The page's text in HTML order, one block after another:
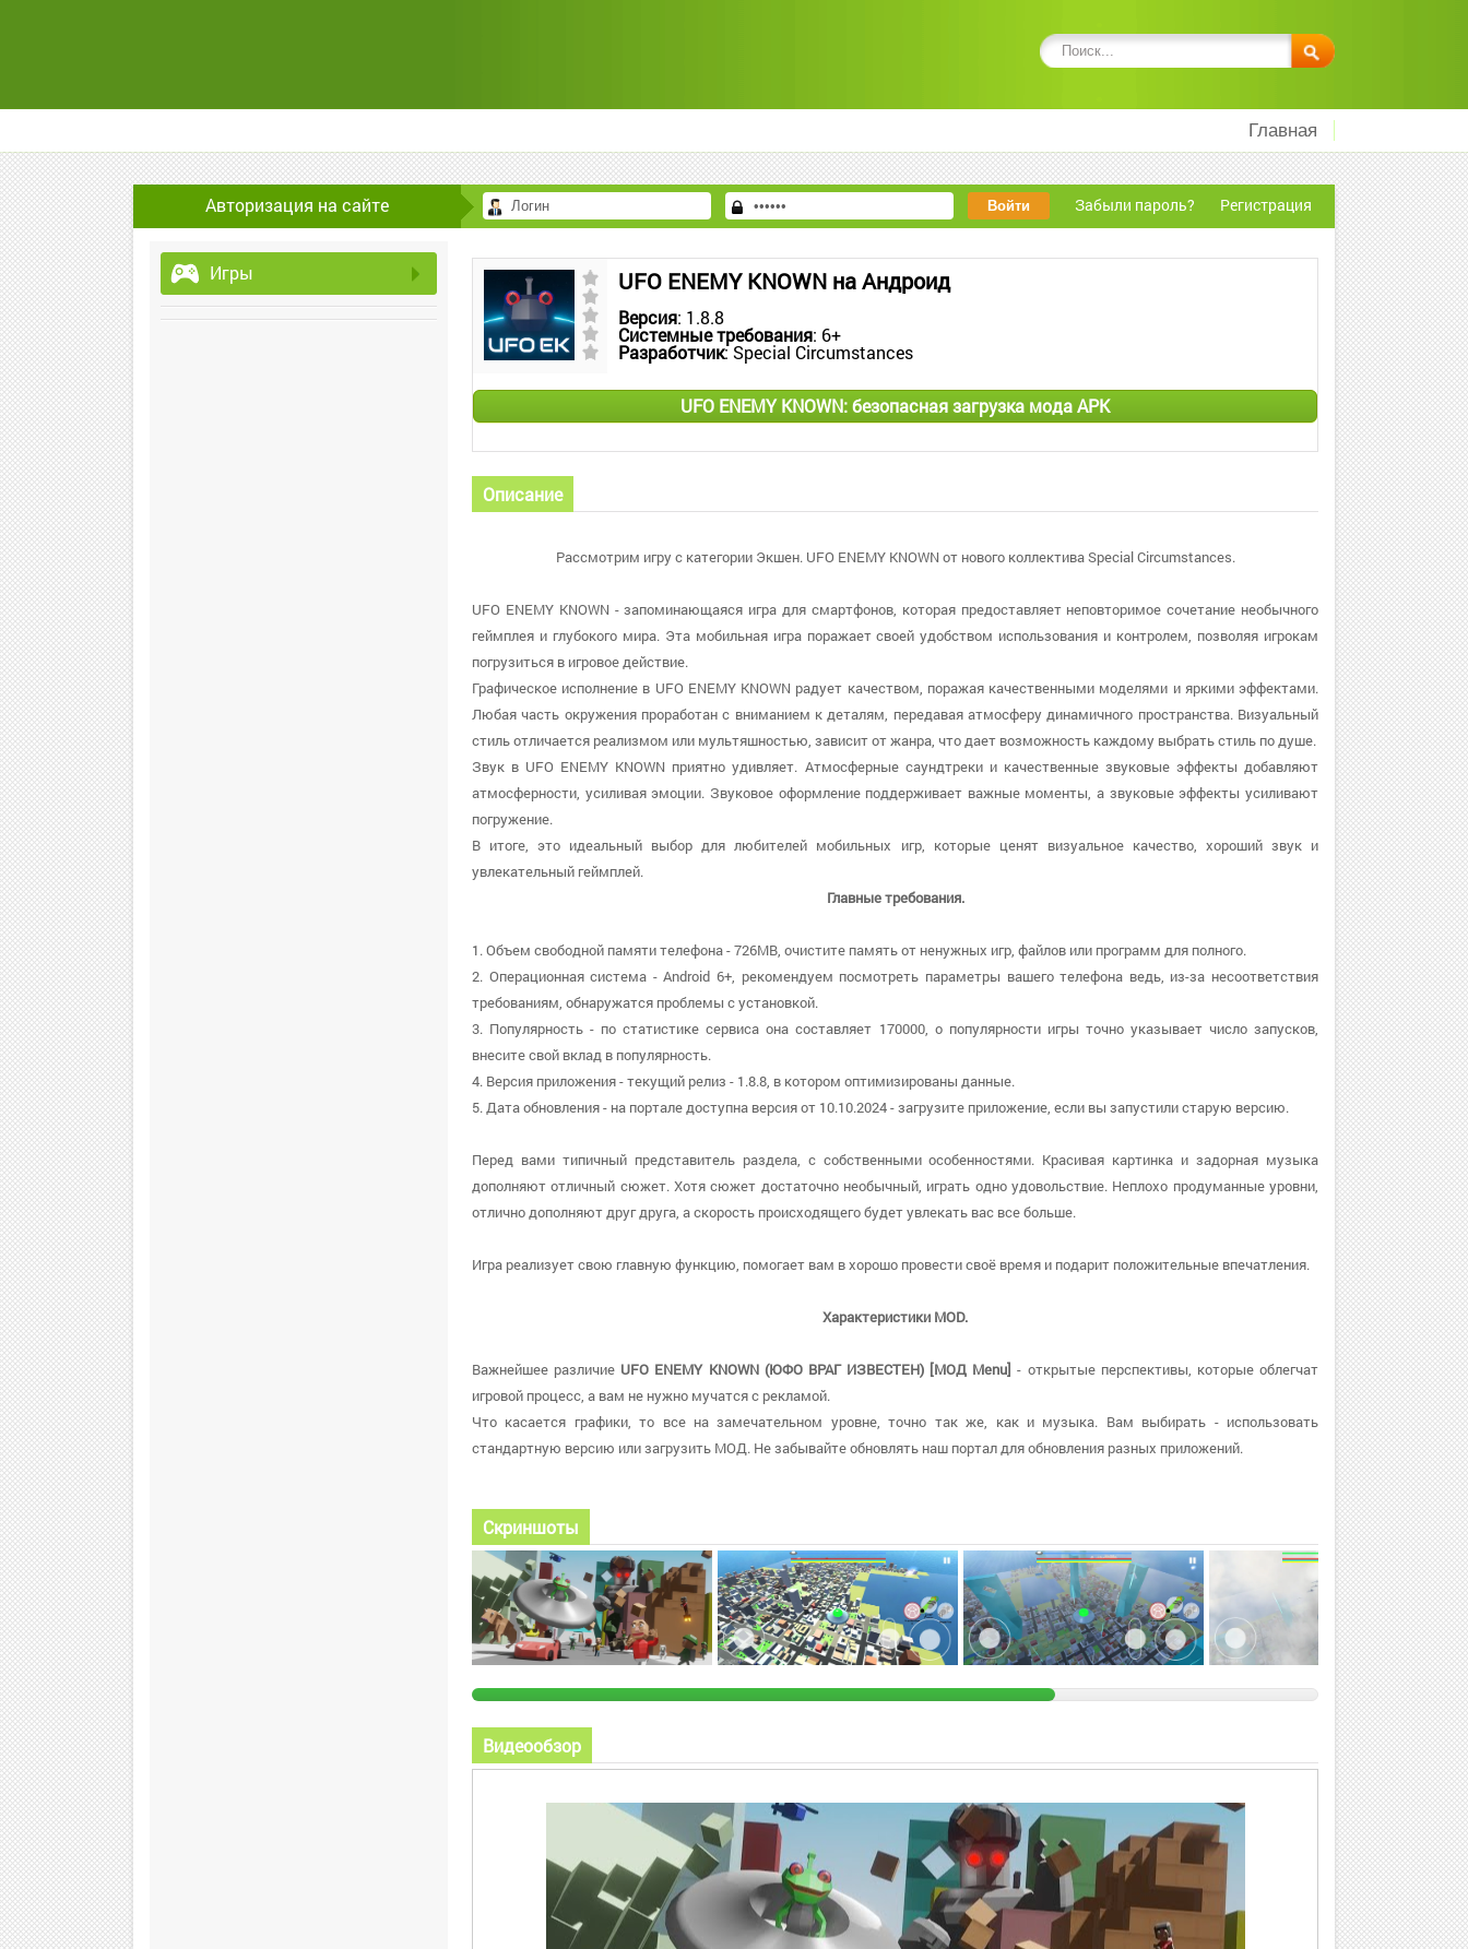
Главная
Авторизация на сайте Забыли пароль? Регистрация
Игры UFO ENEMY KNOWN на Андроид
Версия: 1.8.8
Системные требования: 6+
Разработчик: Special Circumstances
UFO ENEMY KNOWN: безопасная загрузка мода APK
Описание
Рассмотрим игру с категории Экшен. UFO ENEMY KNOWN от нового коллектива Special Circumstances.
UFO ENEMY KNOWN - запоминающаяся игра для смартфонов, которая предоставляет неповторимое сочетание необычного
геймплея и глубокого мира. Эта мобильная игра поражает своей удобством использования и контролем, позволяя игрокам
погрузиться в игровое действие.
Графическое исполнение в UFO ENEMY KNOWN радует качеством, поражая качественными моделями и яркими эффектами.
Любая часть окружения проработан с вниманием к деталям, передавая атмосферу динамичного пространства. Визуальный
стиль отличается реализмом или мультяшностью, зависит от жанра, что дает возможность каждому выбрать стиль по душе.
Звук в UFO ENEMY KNOWN приятно удивляет. Атмосферные саундтреки и качественные звуковые эффекты добавляют
атмосферности, усиливая эмоции. Звуковое оформление поддерживает важные моменты, а звуковые эффекты усиливают
погружение.
В итоге, это идеальный выбор для любителей мобильных игр, которые ценят визуальное качество, хороший звук и
увлекательный геймплей.
Главные требования.
1. Объем свободной памяти телефона - 726MB, очистите память от ненужных игр, файлов или программ для полного.
2. Операционная система - Android 6+, рекомендуем посмотреть параметры вашего телефона ведь, из-за несоответствия
требованиям, обнаружатся проблемы с установкой.
3. Популярность - по статистике сервиса она составляет 170000, о популярности игры точно указывает число запусков,
внесите свой вклад в популярность.
4. Версия приложения - текущий релиз - 1.8.8, в котором оптимизированы данные.
5. Дата обновления - на портале доступна версия от 10.10.2024 - загрузите приложение, если вы запустили старую версию.
Перед вами типичный представитель раздела, с собственными особенностями. Красивая картинка и задорная музыка
дополняют отличный сюжет. Хотя сюжет достаточно необычный, играть одно удовольствие. Неплохо продуманные уровни,
отлично дополняют друг друга, а скорость происходящего будет увлекать вас все больше.
Игра реализует свою главную функцию, помогает вам в хорошо провести своё время и подарит положительные впечатления.
Характеристики MOD.
Важнейшее различие UFO ENEMY KNOWN (ЮФО ВРАГ ИЗВЕСТЕН) [МОД Menu] - открытые перспективы, которые облегчат
игровой процесс, а вам не нужно мучатся с рекламой.
Что касается графики, то все на замечательном уровне, точно так же, как и музыка. Вам выбирать - использовать
стандартную версию или загрузить МОД. Не забывайте обновлять наш портал для обновления разных приложений.
Скриншоты
Видеообзор